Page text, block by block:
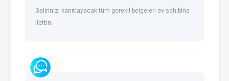
Gelirinizi kanıtlayacak tüm gerekli belgeleri ev sahibine
ilettin.